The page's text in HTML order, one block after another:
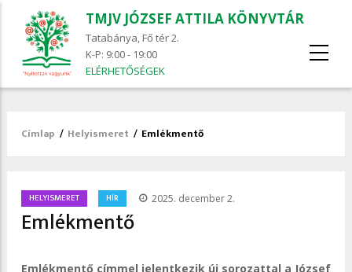
TMJV JÓZSEF ATTILA KÖNYVTÁR
Tatabánya, Fő tér 2.
K-P: 9:00 - 19:00
ELÉRHETŐSÉGEK
Morzsa
Címlap / Helyismeret / Emlékmentő
HELYISMERET HÍR 2025. december 2.
Emlékmentő
Emlékmentő címmel jelentkezik új sorozattal a József